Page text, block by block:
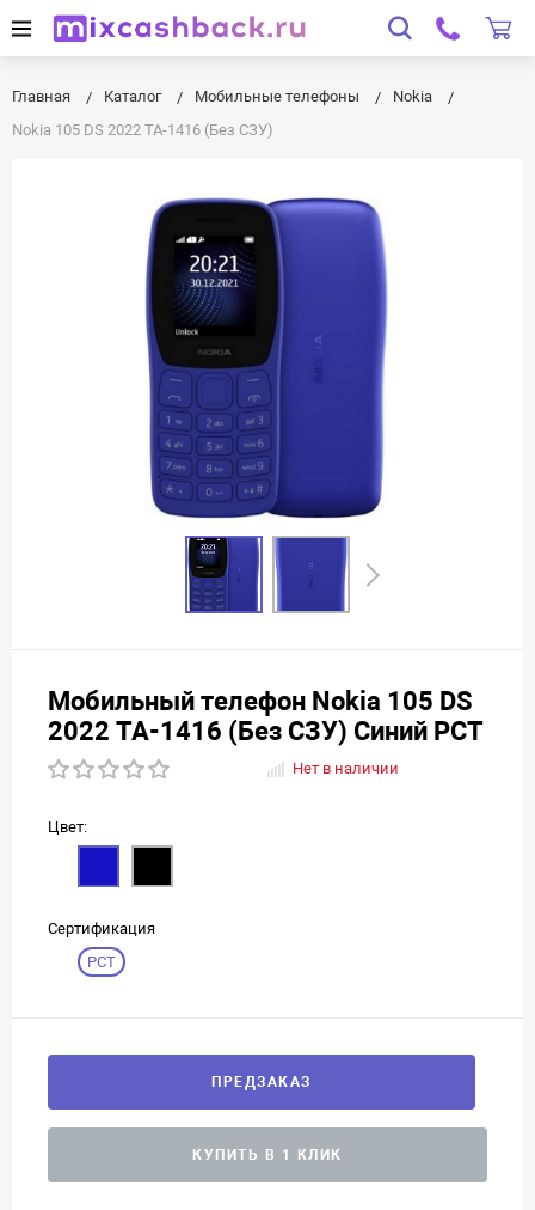
Главная Каталог Мобильные телефоны
Nokia
Nokia 105 DS 2022 TA-1416 (Без СЗУ)
Мобильный телефон Nokia 105 DS
2022 TA-1416 (Без СЗУ) Синий РСТ
Нет в наличии
Цвет:
Сертификация
РСТ
ПРЕДЗАКАЗ
КУПИТЬ В 1 КЛИК